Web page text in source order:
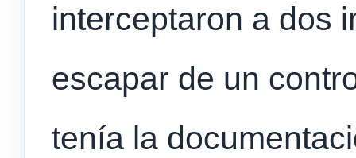
interceptaron a dos
escapar de un
tenía la